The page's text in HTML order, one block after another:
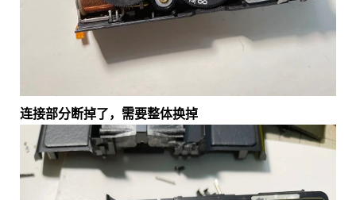
连接部分断掉了，需要整体换掉